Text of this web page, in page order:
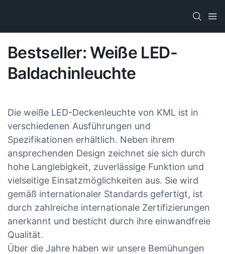
Bestseller: Weiße LED-
Baldachinleuchte
Die weiße LED-Deckenleuchte von KML ist in
verschiedenen Ausführungen und
Spezifikationen erhältlich. Neben ihrem
ansprechenden Design zeichnet sie sich durch
hohe Langlebigkeit, zuverlässige Funktion und
vielseitige Einsatzmöglichkeiten aus. Sie wird
gemäß internationaler Standards gefertigt, ist
durch zahlreiche internationale Zertifizierungen
anerkannt und besticht durch ihre einwandfreie
Qualität.
Über die Jahre haben wir unsere Bemühungen